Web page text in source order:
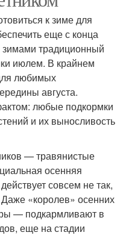
к зиме для
еще с конца
традиционный
июлем. В крайнем
любимых
августа.
любые подкормки
и их выносливость
— травянистые
осенняя
совсем не так,
Даже «королев» осенних
— подкармливают в
еще на стадии